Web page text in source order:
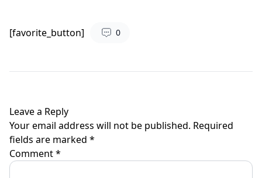
[favorite_button] 0
Leave a Reply
Your email address will not be published. Required
fields are marked *
Comment*